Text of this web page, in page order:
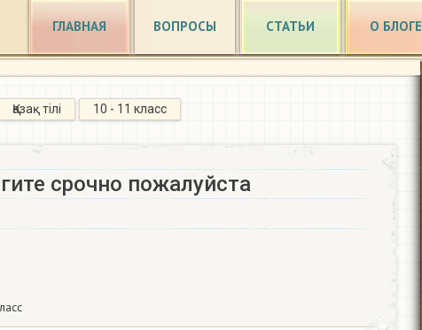
ГЛАВНАЯ ВОПРОСЫ СТАТЬИ О БЛОГЕ
Қазақ тiлi 10 - 11 класс
срочно пожалуйста​